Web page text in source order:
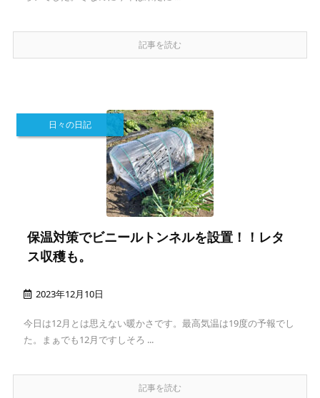
記事を読む
保温対策でビニールトンネルを設置！！レタ
ス収穫も。
2023年12月10日
日々の日記
今日は12月とは思えない暖かさです。最高気温は19度の予報でし
た。まぁでも12月ですしそろ ...
記事を読む